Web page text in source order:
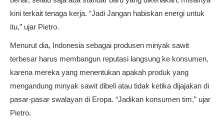
kini terkait tenaga kerja. “Jadi Jangan habiskan energi untuk
itu,” ujar Pietro.
Menurut dia, Indonesia sebagai produsen minyak sawit
terbesar harus membangun reputasi langsung ke konsumen,
karena mereka yang menentukan apakah produk yang
mengandung minyak sawit dibeli atau tidak ketika dijajakan di
pasar-pasar swalayan di Eropa. “Jadikan konsumen tim,” ujar
Pietro.